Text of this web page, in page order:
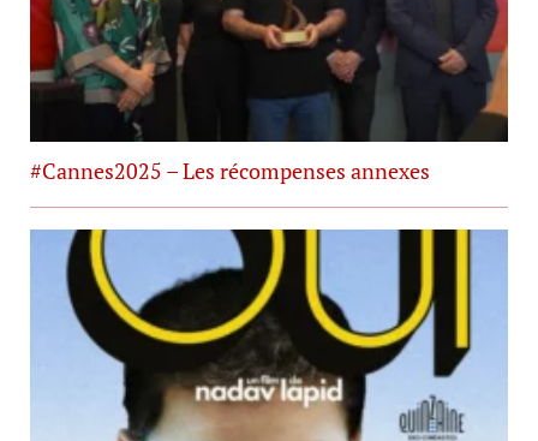
#Cannes2025 – Les récompenses annexes